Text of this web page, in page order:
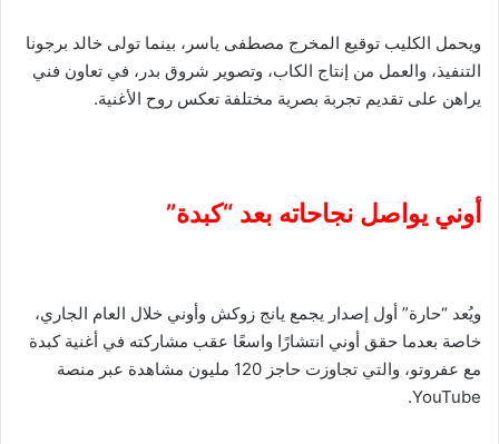
ويحمل الكليب توقيع المخرج مصطفى ياسر، بينما تولى خالد برجونا
التنفيذ، والعمل من إنتاج الكاب، وتصوير شروق بدر، في تعاون فني
يراهن على تقديم تجربة بصرية مختلفة تعكس روح الأغنية.
أوني يواصل نجاحاته بعد “كبدة”
ويُعد “حارة” أول إصدار يجمع يانج زوكش وأوني خلال العام الجاري،
خاصة بعدما حقق أوني انتشارًا واسعًا عقب مشاركته في أغنية كبدة
مع عفروتو، والتي تجاوزت حاجز 120 مليون مشاهدة عبر منصة
YouTube⁠.